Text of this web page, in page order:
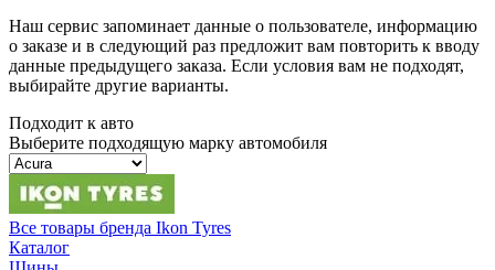
Наш сервис запоминает данные о пользователе, информацию
о заказе и в следующий раз предложит вам повторить к вводу
данные предыдущего заказа. Если условия вам не подходят,
выбирайте другие варианты.
Подходит к авто
Выберите подходящую марку автомобиля
Все товары бренда Ikon Tyres
Каталог